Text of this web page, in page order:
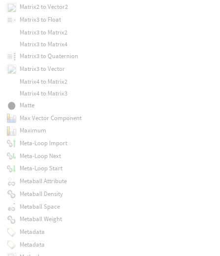
Matrix2 to Vector2
Matrix3 to Float
Matrix3 to Matrix2
Matrix3 to Matrix4
Matrix3 to Quaternion
Matrix3 to Vector
Matrix4 to Matrix2
Matrix4 to Matrix3
Matte
Max Vector Component
Maximum
Meta-Loop Import
Meta-Loop Next
Meta-Loop Start
Metaball Attribute
Metaball Density
Metaball Space
Metaball Weight
Metadata
Metadata